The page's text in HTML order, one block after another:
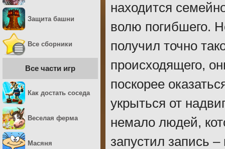
находится
волю погибшего.
получил точно
происходящего,
поскорее
укрыться от
немало людей,
запустил запись
Защита башни
Все сборники
Все части игр
Как достать соседа
Веселая ферма
Масяня